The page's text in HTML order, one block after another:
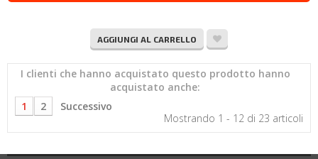
AGGIUNGI AL CARRELLO
I clienti che hanno acquistato questo prodotto hanno
acquistato anche:
1
2
Successivo
Mostrando 1 - 12 di 23 articoli